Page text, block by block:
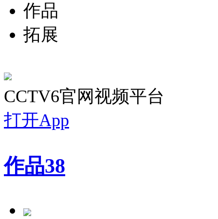
作品
拓展
CCTV6官网视频平台
打开App
作品38